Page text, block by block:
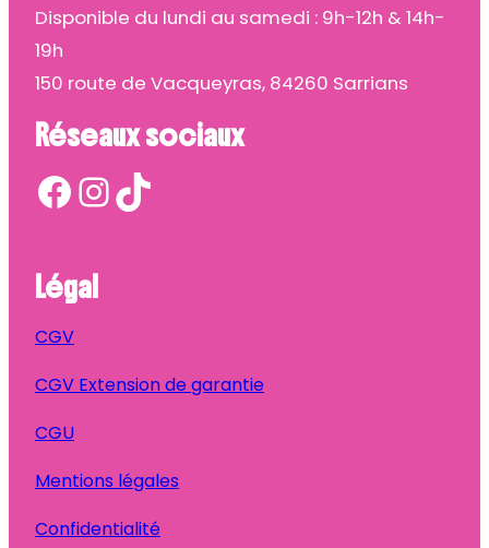
Disponible du lundi au samedi : 9h-12h & 14h-
19h
150 route de Vacqueyras, 84260 Sarrians
Réseaux sociaux
Facebook InstagramTikTok
Légal
CGV
CGV Extension de garantie
CGU
Mentions légales
Confidentialité